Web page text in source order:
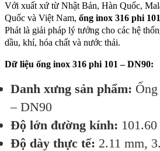
Với xuất xứ từ Nhật Bản, Hàn Quốc,
Quốc và Việt Nam, ống inox 316 phi
Phát là giải pháp lý tưởng cho các hệ
dầu, khí, hóa chất và nước thải.
Dữ liệu ống inox 316 phi 101 – DN90:
Danh xưng sản phẩm:
– DN90
Độ lớn đường kính:
Độ dày thực tế: 2.11 mm,